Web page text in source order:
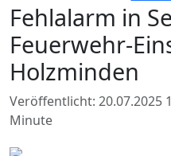
Fehlalarm in
Feuerwehr-
Holzminden
Veröffentlicht: 20.07.2025
Minute